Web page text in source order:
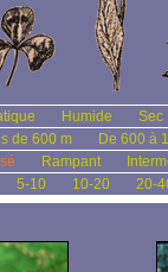
Humide
Sec
de 600 m
De 600 à
Rampant
5-10 10-20 20-